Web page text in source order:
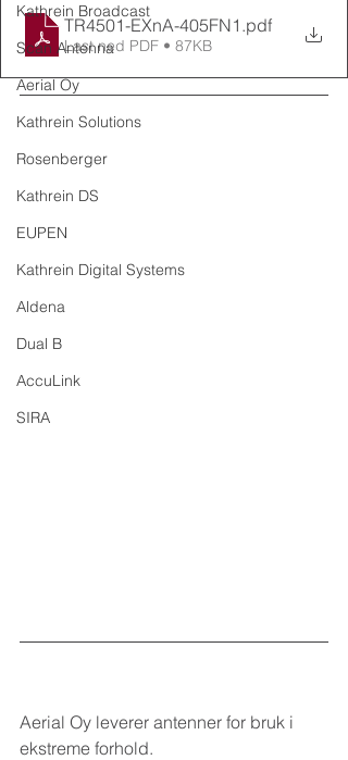
Kathrein Broadcast
Scan Antenna
Aerial Oy
Kathrein Solutions
Rosenberger
Kathrein DS
EUPEN
Kathrein Digital Systems
Aldena
Dual B
AccuLink
SIRA
TR4501-EXnA-405FN1 .pdf
Last ned PDF • 87KB
Aerial Oy leverer antenner for bruk i
ekstreme forhold.